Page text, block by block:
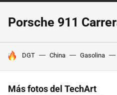
Porsche 911
HOY SE HABLA DE
DGT China Gasolina
Más fotos del TechArt